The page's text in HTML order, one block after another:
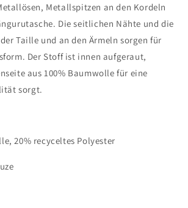
Metallspitzen an den Kordeln
Die seitlichen Nähte und die
Taille und an den Ärmeln sorgen für
Der Stoff ist innen aufgeraut,
aus 100% Baumwolle für eine
sorgt.
20% recyceltes Polyester